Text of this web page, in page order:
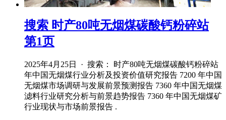
搜索 时产80吨无烟煤碳酸钙粉碎站
第1页
2025年4月25日 · 搜索： 时产80吨无烟煤碳酸钙粉碎站
年中国无烟煤行业分析及投资价值研究报告 7200 年中国
无烟煤市场调研与发展前景预测报告 7360 年中国无烟煤
滤料行业研究分析与前景趋势报告 7360 年中国无烟煤矿
行业现状与市场前景报告 .